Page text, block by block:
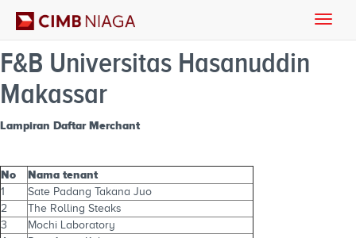
Toggle
F&B Universitas Hasanuddin
Makassar
Lampiran Daftar Merchant
No Nama tenant
1
Sate Padang Takana Juo
2
The Rolling Steaks
3
Mochi Laboratory